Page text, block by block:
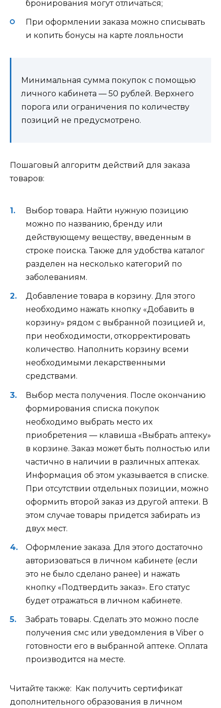
бронирования могут отличаться;
При оформлении заказа можно списывать
и копить бонусы на карте лояльности
Минимальная сумма покупок с помощью
личного кабинета — 50 рублей. Верхнего
порога или ограничения по количеству
позиций не предусмотрено.
Пошаговый алгоритм действий для заказа
товаров:
Выбор товара. Найти нужную позицию
можно по названию, бренду или
действующему веществу, введенным в
строке поиска. Также для удобства каталог
разделен на несколько категорий по
заболеваниям.
Добавление товара в корзину. Для этого
необходимо нажать кнопку «Добавить в
корзину» рядом с выбранной позицией и,
при необходимости, откорректировать
количество. Наполнить корзину всеми
необходимыми лекарственными
средствами.
Выбор места получения. После окончанию
формирования списка покупок
необходимо выбрать место их
приобретения — клавиша «Выбрать аптеку»
в корзине. Заказ может быть полностью или
частично в наличии в различных аптеках.
Информация об этом указывается в списке.
При отсутствии отдельных позиции, можно
оформить второй заказ из другой аптеки. В
этом случае товары придется забирать из
двух мест.
Оформление заказа. Для этого достаточно
авторизоваться в личном кабинете (если
это не было сделано ранее) и нажать
кнопку «Подтвердить заказ». Его статус
будет отражаться в личном кабинете.
Забрать товары. Сделать это можно после
получения смс или уведомления в Viber о
готовности его в выбранной аптеке. Оплата
производится на месте.
Читайте также: Как получить сертификат
дополнительного образования в личном